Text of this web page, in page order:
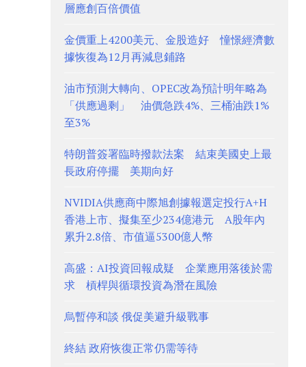
層應創百倍價值
金價重上4200美元、金股造好 憧憬經濟數
據恢復為12月再減息鋪路
油市預測大轉向、OPEC改為預計明年略為
「供應過剩」 油價急跌4%、三桶油跌1%
至3%
特朗普簽署臨時撥款法案 結束美國史上最
長政府停擺 美期向好
NVIDIA供應商中際旭創據報選定投行A+H
香港上市、擬集至少234億港元 A股年內
累升2.8倍、市值逼5300億人幣
高盛：AI投資回報成疑 企業應用落後於需
求 槓桿與循環投資為潛在風險
烏暫停和談 俄促美避升級戰事
終結 政府恢復正常仍需等待